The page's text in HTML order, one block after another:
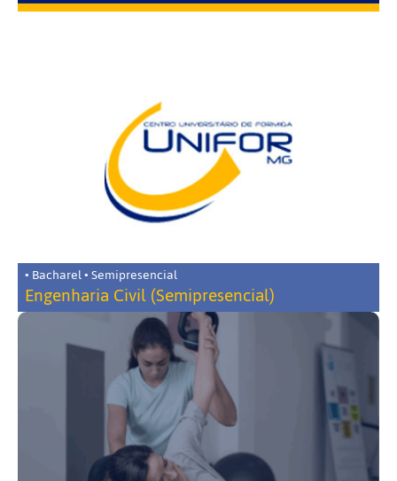
• Bacharel • Semipresencial
Engenharia Civil (Semipresencial)